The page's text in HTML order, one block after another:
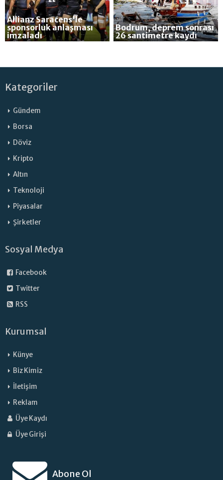
Allianz Saracens'le
sponsorluk anlaşması
imzaladı
Bodrum, deprem sonrası
26 santimetre kaydı
Kategoriler
Gündem
Borsa
Döviz
Kripto
Altın
Teknoloji
Piyasalar
Şirketler
Sosyal Medya
Facebook
Twitter
RSS
Kurumsal
Künye
Biz Kimiz
İletişim
Reklam
Üye Kaydı
Üye Girişi
Abone Ol